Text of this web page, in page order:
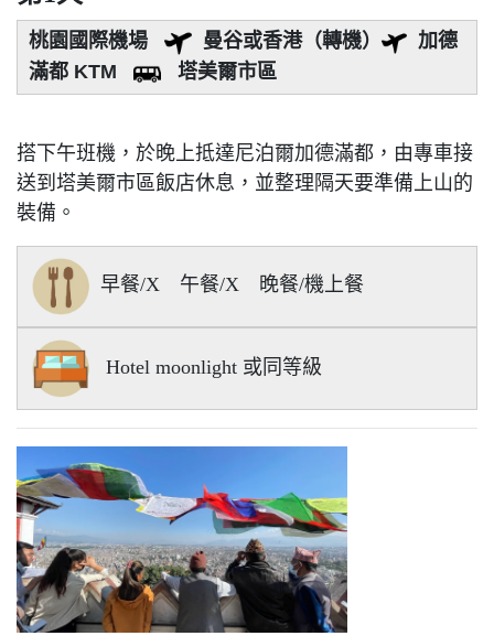
桃園國際機場 曼谷或香港（轉機）
加德
滿都 KTM
塔美爾市區
搭下午班機，於晚上抵達尼泊爾加德滿都，由專車接
送到塔美爾市區飯店休息，並整理隔天要準備上山的
裝備。
早餐/X 午餐/X 晚餐/機上餐
Hotel moonlight 或同等級